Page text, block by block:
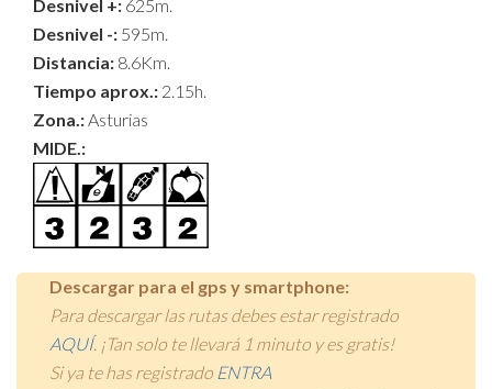
Desnivel +: 625m.
Desnivel -: 595m.
Distancia: 8.6Km.
Tiempo aprox.: 2.15h.
Zona.:Asturias
MIDE.:
Descargar para el gps y smartphone:
Para descargar las rutas debes estar registrado
AQUÍ. ¡Tan solo te llevará 1 minuto y es gratis!
Si ya te has registrado ENTRA